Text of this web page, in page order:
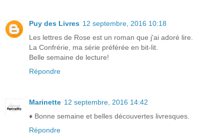
Puy des Livres 12 septembre, 2016 10:18
Les lettres de Rose est un roman que j'ai adoré lire.
La Confrérie, ma série préférée en bit-lit.
Belle semaine de lecture!
Répondre
Marinette 12 septembre, 2016 14:42
♦ Bonne semaine et belles découvertes livresques.
Répondre